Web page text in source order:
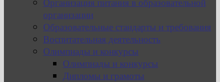
организации
Образовательные стандарты и требования
Воспитательная деятельность
Олимпиады и конкурсы
Олимпиады и конкурсы
Дипломы и грамоты